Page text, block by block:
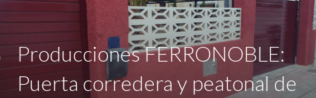
Productos
Producciones FERRONOBLE:
Puerta corredera y peatonal de